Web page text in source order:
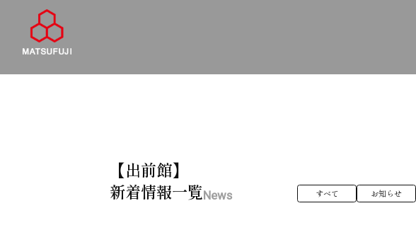
【出前館】
新着情報一覧News すべて お知らせ